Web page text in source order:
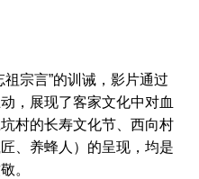
宗言”的训诫，影片通过
，展现了客家文化中对血
村的长寿文化节、西向村
、养蜂人）的呈现，均是
。